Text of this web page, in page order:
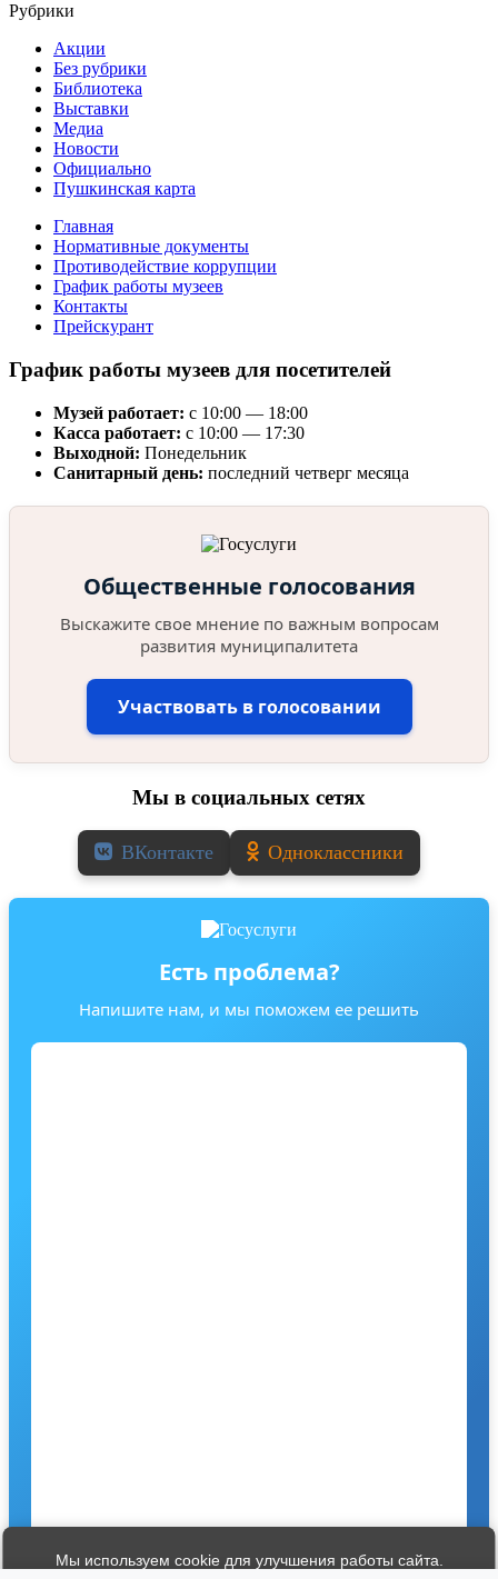
Рубрики
Акции
Без рубрики
Библиотека
Выставки
Медиа
Новости
Официально
Пушкинская карта
Главная
Нормативные документы
Противодействие коррупции
График работы музеев
Контакты
Прейскурант
График работы музеев для посетителей
Музей работает: с 10:00 — 18:00
Касса работает: с 10:00 — 17:30
Выходной: Понедельник
Санитарный день: последний четверг месяца
Общественные голосования
Выскажите свое мнение по важным вопросам
развития муниципалитета
Участвовать в голосовании
Мы в социальных сетях
ВКонтакте Одноклассники
Есть проблема?
Напишите нам, и мы поможем ее решить
Мы используем cookie для улучшения работы сайта.